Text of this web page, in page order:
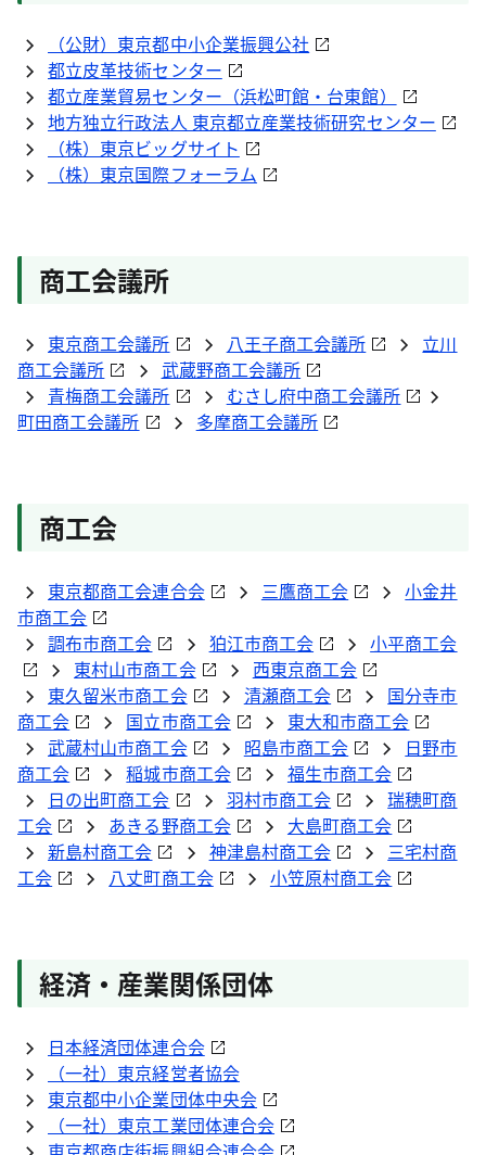
（公財）東京都中小企業振興公社
都立皮革技術センター
都立産業貿易センター（浜松町館・台東館）
地方独立行政法人 東京都立産業技術研究センター
（株）東京ビッグサイト
（株）東京国際フォーラム
商工会議所
東京商工会議所 八王子商工会議所
立川
商工会議所
武蔵野商工会議所
青梅商工会議所
むさし府中商工会議所
町田商工会議所
多摩商工会議所
商工会
東京都商工会連合会 三鷹商工会
小金井
市商工会
調布市商工会
狛江市商工会
小平商工会
東村山市商工会
西東京商工会
東久留米市商工会
清瀬商工会
国分寺市
商工会
国立市商工会
東大和市商工会
武蔵村山市商工会
昭島市商工会
日野市
商工会
稲城市商工会
福生市商工会
日の出町商工会
羽村市商工会
瑞穂町商
工会
あきる野商工会
大島町商工会
新島村商工会
神津島村商工会
三宅村商
工会
八丈町商工会 小笠原村商工会
経済・産業関係団体
日本経済団体連合会
（一社）東京経営者協会
東京都中小企業団体中央会
（一社）東京工業団体連合会